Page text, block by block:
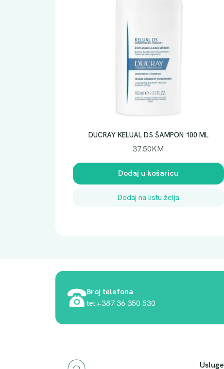
DUCRAY KELUAL DS ŠAMPON 100 ML
37.50KM
Dodaj u košaricu
Dodaj na listu želja
Broj telefona
tel:+387 36 350 530
Usluge